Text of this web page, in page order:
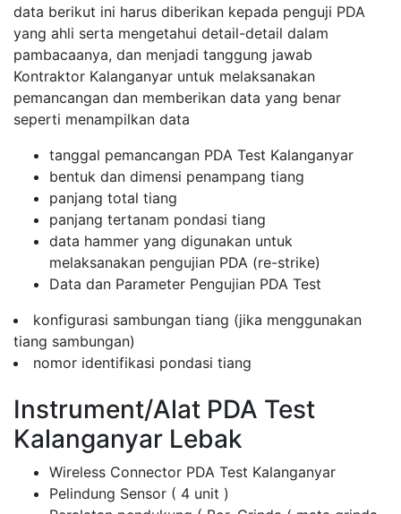
data berikut ini harus diberikan kepada penguji PDA
yang ahli serta mengetahui detail-detail dalam
pambacaanya, dan menjadi tanggung jawab
Kontraktor Kalanganyar untuk melaksanakan
pemancangan dan memberikan data yang benar
seperti menampilkan data
tanggal pemancangan PDA Test Kalanganyar
bentuk dan dimensi penampang tiang
panjang total tiang
panjang tertanam pondasi tiang
data hammer yang digunakan untuk
melaksanakan pengujian PDA (re-strike)
Data dan Parameter Pengujian PDA Test
konfigurasi sambungan tiang (jika menggunakan
tiang sambungan)
nomor identifikasi pondasi tiang
Instrument/Alat PDA Test
Kalanganyar Lebak
Wireless Connector PDA Test Kalanganyar
Pelindung Sensor ( 4 unit )